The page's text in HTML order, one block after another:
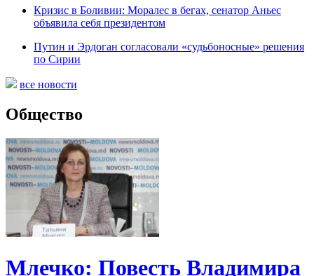
Кризис в Боливии: Моралес в бегах, сенатор Аньес
объявила себя президентом
Путин и Эрдоган согласовали «судьбоносные» решения
по Сирии
все новости
Общество
Млечко: Повесть Владимира